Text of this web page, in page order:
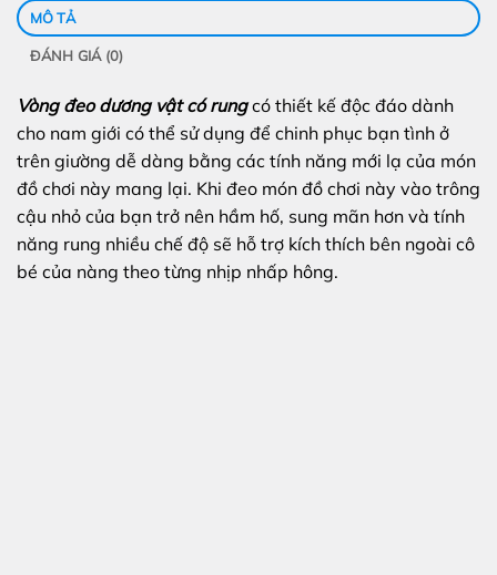
MÔ TẢ
ĐÁNH GIÁ (0)
Vòng đeo dương vật có rung có thiết kế độc đáo dành
cho nam giới có thể sử dụng để chinh phục bạn tình ở
trên giường dễ dàng bằng các tính năng mới lạ của món
đồ chơi này mang lại. Khi đeo món đồ chơi này vào trông
cậu nhỏ của bạn trở nên hầm hố, sung mãn hơn và tính
năng rung nhiều chế độ sẽ hỗ trợ kích thích bên ngoài cô
bé của nàng theo từng nhịp nhấp hông.